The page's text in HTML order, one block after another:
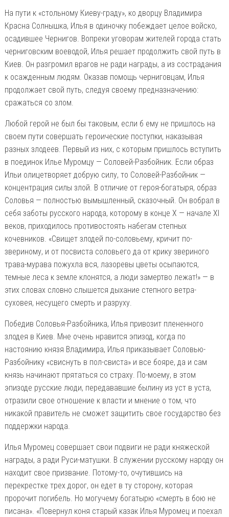
На пути к «стольному Киеву-граду», ко дворцу Владимира
Красна Солнышка, Илья в одиночку побеждает целое войско,
осадившее Чернигов. Вопреки уговорам жителей города стать
черниговским воеводой, Илья решает продолжить свой путь в
Киев. Он разгромил врагов не ради награды, а из сострадания
к осажденным людям. Оказав помощь черниговцам, Илья
продолжает свой путь, следуя своему предназначению:
сражаться со злом.
Любой герой не был бы таковым, если б ему не пришлось на
своем пути совершать героические поступки, наказывая
разных злодеев. Первый из них, с которым пришлось вступить
в поединок Илье Муромцу — Соловей-Разбойник. Если образ
Ильи олицетворяет добрую силу, то Соловей-Разбойник —
концентрация силы злой. В отличие от героя-богатыря, образ
Соловья — полностью вымышленный, сказочный. Он вобрал в
себя заботы русского народа, которому в конце X — начале XI
веков, приходилось противостоять набегам степных
кочевников. «Свищет злодей по-соловьему, кричит по-
звериному, и от посвиста соловьего да от крику звериного
трава-мурава пожухла вся, лазоревы цветы осыпаются,
темные леса к земле клонятся, а люди замертво лежат!» — в
этих словах словно слышется дыхание степного ветра-
суховея, несущего смерть и разруху.
Победив Соловья-Разбойника, Илья привозит плененного
злодея в Киев. Мне очень нравится эпизод, когда по
настоянию князя Владимира, Илья приказывает Соловью-
Разбойнику «свиснуть в пол-свиста» и все бояре, да и сам
князь начинают прятаться со страху. По-моему, в этом
эпизоде русские люди, передававшие былину из уст в уста,
отразили свое отношение к власти и мнение о том, что
никакой правитель не сможет защитить свое государство без
поддержки народа.
Илья Муромец совершает свои подвиги не ради княжеской
награды, а ради Руси-матушки. В служении русскому народу он
находит свое призвание. Потому-то, очутившись на
перекрестке трех дорог, он едет в ту сторону, которая
пророчит погибель. Но могучему богатырю «смерть в бою не
писана». «Повернул коня старый казак Илья Муромец и поехал